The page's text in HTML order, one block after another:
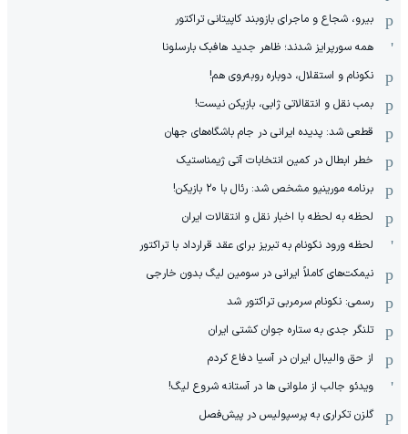
بیرو، شجاع و ماجرای بازوبند کاپیتانی تراکتور
همه سورپرایز شدند؛ ظاهر جدید هافبک بارسلونا
نکونام و استقلال، دوباره روبه‌روی هم!
بمب نقل و انتقالاتی ژابی، بازیکن نیست!
قطعی شد: پدیده ایرانی در جام باشگاه‌های جهان
خطر ابطال در کمین انتخابات آتی ژیمناستیک
برنامه مورینیو مشخص شد: رئال با ۲۰ بازیکن!
لحظه به لحظه با اخبار نقل و انتقالات ایران
لحظه ورود نکونام به تبریز برای عقد قرارداد با تراکتور
نیمکت‌های کاملاً ایرانی در سومین لیگ بدون خارجی
رسمی: نکونام سرمربی تراکتور شد
تلنگر جدی به ستاره جوان کشتی ایران
از حق والیبال ایران در آسیا دفاع کردم
ویدئو جالب از ملوانی ها در آستانه شروع لیگ!
گلزن تکراری به پرسپولیس در پیش‌فصل